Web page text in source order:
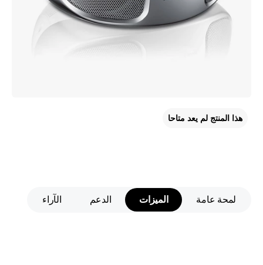
هذا المنتج لم يعد متاحا
لمحة عامة الميزات الدعم الآراء